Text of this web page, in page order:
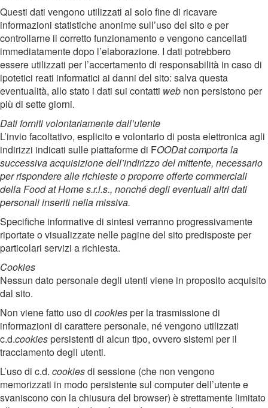
Questi dati vengono utilizzati al solo fine di ricavare
informazioni statistiche anonime sull’uso del sito e per
controllarne il corretto funzionamento e vengono cancellati
immediatamente dopo l’elaborazione. I dati potrebbero
essere utilizzati per l’accertamento di responsabilità in caso di
ipotetici reati informatici ai danni del sito: salva questa
eventualità, allo stato i dati sui contatti web non persistono per
più di sette giorni.
Dati forniti volontariamente dall’utente
L’invio facoltativo, esplicito e volontario di posta elettronica agli
indirizzi indicati sulle piattaforme di FOODat comporta la
successiva acquisizione dell’indirizzo del mittente, necessario
per rispondere alle richieste o proporre offerte commerciali
della Food at Home s.r.l.s., nonché degli eventuali altri dati
personali inseriti nella missiva.
Specifiche informative di sintesi verranno progressivamente
riportate o visualizzate nelle pagine del sito predisposte per
particolari servizi a richiesta.
Cookies
Nessun dato personale degli utenti viene in proposito acquisito
dal sito.
Non viene fatto uso di cookiesper la trasmissione di
informazioni di carattere personale, né vengono utilizzati
c.d.cookiespersistenti di alcun tipo, ovvero sistemi per il
tracciamento degli utenti.
L’uso di c.d. cookiesdi sessione (che non vengono
memorizzati in modo persistente sul computer dell’utente e
svaniscono con la chiusura del browser) è strettamente limitato